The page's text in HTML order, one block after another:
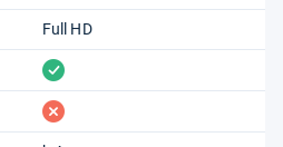
Full HD
vorhanden
fehlt